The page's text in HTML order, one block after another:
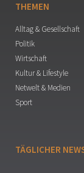
THEMEN
Alltag & Gesellschaft
Politik
Wirtschaft
Kultur & Lifestyle
Netwelt & Medien
Sport
TÄGLICHER